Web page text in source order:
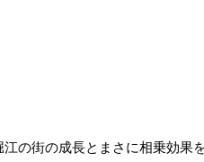
の街の成長とまさに相乗効果